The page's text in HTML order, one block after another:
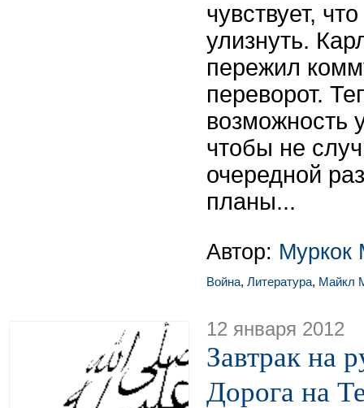
чувствует,
улизнуть.
пережил
переворот.
возможность
чтобы не
очередной
планы...
Автор: Муркок
Война, Литература, Майкл
12 января 2012
Завтрак на
Дорога на